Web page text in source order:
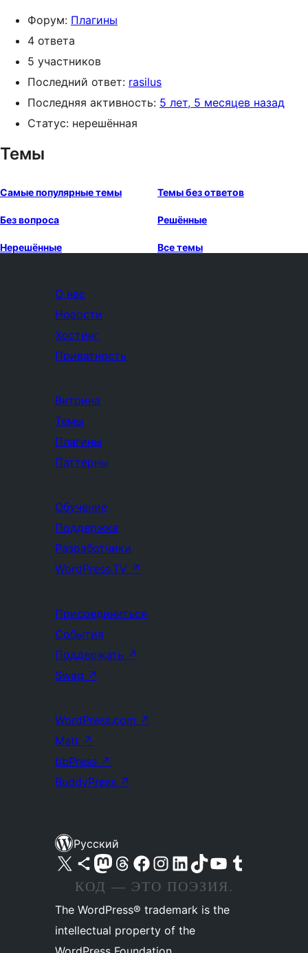
Форум: Плагины
4 ответа
5 участников
Последний ответ: rasilus
Последняя активность: 5 лет, 5 месяцев назад
Статус: нерешённая
Темы
Самые популярные темы Темы без ответов
Без вопроса Решённые
Нерешённые Все темы
О нас
Новости
Хостинг
Приватность
Витрина
Темы
Плагины
Паттерны
Обучение
Поддержка
Разработчики
WordPress.TV ↗
Присоединиться
События
Поддержать ↗
Swag ↗
WordPress.com ↗
Matt ↗
bbPress ↗
BuddyPress ↗
Русский
Посетите нас в X (ранее Twitter)
Посетите нашу учётную запись в Bluesky
Посетите нашу ленту в Mastodon
Посетите нашу учётную запись в Threads
Посетите нашу страницу на Facebook
Посетите наш Instagram
Посетите нашу страницу в LinkedIn
Посетите нашу учётную запись в TikTok
Посетите наш канал YouTube
Посетите нашу учётную запись в Tumblr
КОД — ЭТО ПОЭЗИЯ.
The WordPress® trademark is the
intellectual property of the